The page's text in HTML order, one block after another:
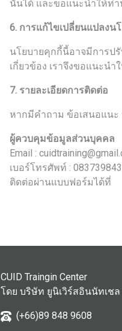
นั้นได้ และขอแนะนำให้ท่
6. การแก้ไขเปลี่ยนแปลงน
นโยบายคุกกี้นี้อาจมีการป
เกี่ยวข้อง เราจึงขอแนะน
7. รายละเอียดการติดต่อ
หากมีคำถาม ข้อเสนอแนะ
ผู้ควบคุมข้อมูลส่วนบุคคล
Email :
เบอร์โทรศัพท์ :
ติดต่อผ่านแบบฟอร์มได้ที่
CUID Traingin Center
โดย บริษัท ยูนิเวิร์สอินนัทเช
(+66)89 848 9608